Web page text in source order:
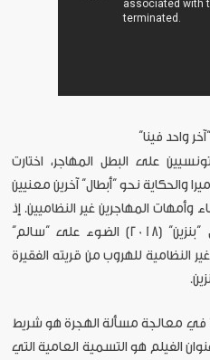
واحد فينا”
على البطل المهاجر، اختارت
والحكاية نحو “أبطال” آخرين معنيين
وأمهات المهاجرين غير النظاميين. إذ
سلطت في شريطها الروائي الأول “بنزين” (2018) الضوء على “سالم”
غير النظامية للهروب من قريته الفقيرة
في معالجة مسألة الهجرة هو شريط
عنوان الفيلم هو التسمية العامية التي